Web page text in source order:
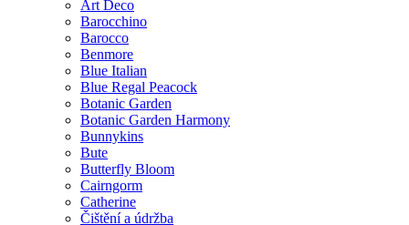
Art Deco
Barocchino
Barocco
Benmore
Blue Italian
Blue Regal Peacock
Botanic Garden
Botanic Garden Harmony
Bunnykins
Bute
Butterfly Bloom
Cairngorm
Catherine
Čištění a údržba